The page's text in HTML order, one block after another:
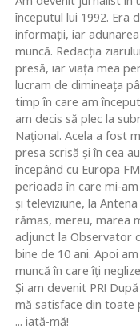
începutul lui 1992. Era
informaţii, iar
muncă. Redacţia
presă, iar viaţa mea
lucram de dimineaţa
timp în care am
am decis să plec la
Naţional. Acela a fost
presa scrisă şi în cea
începând cu Europa
perioada în care mi-
şi televiziune, la
rămas, mereu, marea
adjunct la Observator
bine de 10 ani. Apoi
muncă în care îţi
Şi am devenit PR!
mă satisface din toate
... iată-mă!